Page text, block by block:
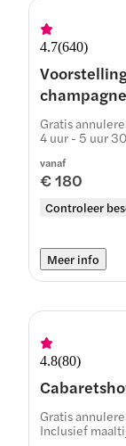
4.7(640)
champagne
vanaf
€ 180
Controleer
Gratis
4 uur - 5 uur
Meer info
4.8(80)
Gratis
Inclusief